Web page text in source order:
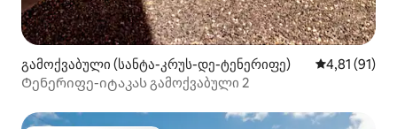
გამოქვაბული (სანტა-კრუს-დე-ტენერიფე) საშუალო
4,81 (91)
Ტენერიფე-იტაკას გამოქვაბული 2